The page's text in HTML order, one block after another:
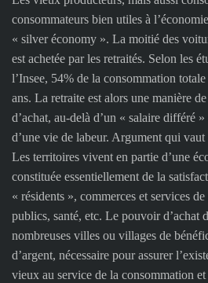
consommateurs bien utiles à
« silver économy ». La moitié des
est achetée par les retraités. Selon les
l’Insee, 54% de la consommation
ans. La retraite est alors une manière
d’achat, au-delà d’un « salaire différé
d’une vie de labeur. Argument qui vaut
Les territoires vivent en partie d’une
constituée essentiellement de la
« résidents », commerces et services
publics, santé, etc. Le pouvoir d’achat
nombreuses villes ou villages de
d’argent, nécessaire pour assurer
vieux au service de la consommation et